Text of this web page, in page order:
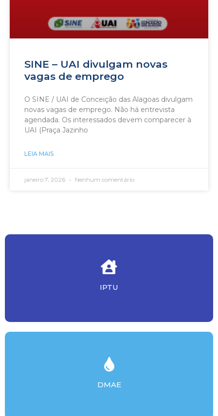
SINE – UAI divulgam novas
vagas de emprego
O SINE / UAI de Conceição das Alagoas divulgam
novas vagas de emprego. Não há entrevista
agendada. Os interessados devem comparecer à
UAI (Praça Jazinho
LEIA MAIS
janeiro 7, 2026 Nenhum comentário
IPTU
DMAE